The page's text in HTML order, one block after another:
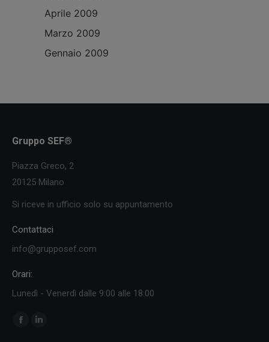
Aprile 2009
Marzo 2009
Gennaio 2009
Gruppo SEF®
Piazza Greco, 2
20125 Milano
Si riceve in ufficio solo su appuntamento
Contattaci
info@grupposef.com
Orari:
Lunedì - Venerdì dalle 9:00 alle 18:00
Ci puoi trovare su:
Facebook